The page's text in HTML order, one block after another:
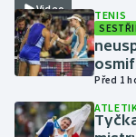
Motorsport
Olympijské hry
Parasport
Video TENIS
Před 1